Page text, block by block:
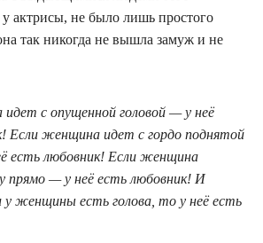
актрисы, не было лишь простого
так никогда не вышла замуж и не
с опущенной головой — у неё
Если женщина идет с гордо поднятой
есть любовник! Если женщина
прямо — у неё есть любовник! И
у женщины есть голова, то у неё есть